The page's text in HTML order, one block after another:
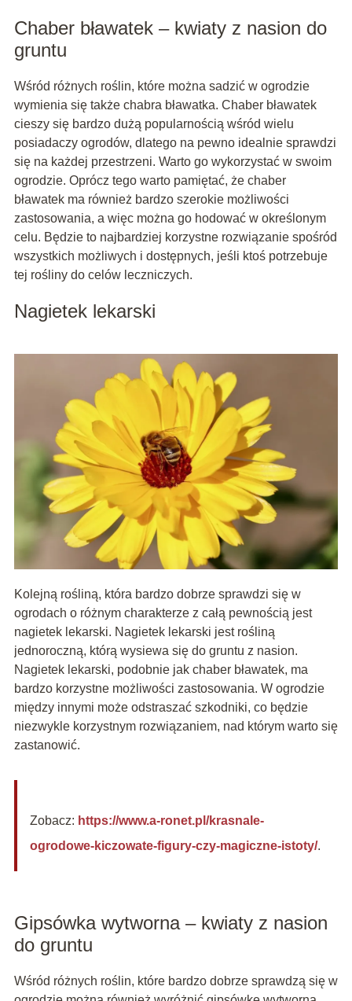
Chaber bławatek – kwiaty z nasion do
gruntu
Wśród różnych roślin, które można sadzić w ogrodzie
wymienia się także chabra bławatka. Chaber bławatek
cieszy się bardzo dużą popularnością wśród wielu
posiadaczy ogrodów, dlatego na pewno idealnie sprawdzi
się na każdej przestrzeni. Warto go wykorzystać w swoim
ogrodzie. Oprócz tego warto pamiętać, że chaber
bławatek ma również bardzo szerokie możliwości
zastosowania, a więc można go hodować w określonym
celu. Będzie to najbardziej korzystne rozwiązanie spośród
wszystkich możliwych i dostępnych, jeśli ktoś potrzebuje
tej rośliny do celów leczniczych.
Nagietek lekarski
Kolejną rośliną, która bardzo dobrze sprawdzi się w
ogrodach o różnym charakterze z całą pewnością jest
nagietek lekarski. Nagietek lekarski jest rośliną
jednoroczną, którą wysiewa się do gruntu z nasion.
Nagietek lekarski, podobnie jak chaber bławatek, ma
bardzo korzystne możliwości zastosowania. W ogrodzie
między innymi może odstraszać szkodniki, co będzie
niezwykle korzystnym rozwiązaniem, nad którym warto się
zastanowić.
Zobacz: https://www.a-ronet.pl/krasnale-
ogrodowe-kiczowate-figury-czy-magiczne-istoty/.
Gipsówka wytworna – kwiaty z nasion
do gruntu
Wśród różnych roślin, które bardzo dobrze sprawdzą się w